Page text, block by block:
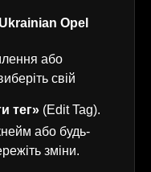
Ukrainian Opel
або
свій
тег» (Edit Tag).
або будь-
зміни.